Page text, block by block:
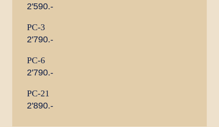
2'590.-
PC-3
2'790.-
PC-6
2'790.-
PC-21
2'890.-